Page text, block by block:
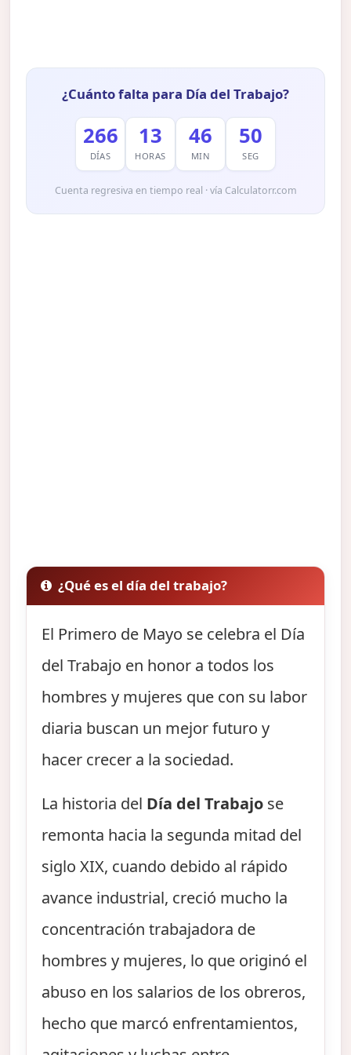
¿Cuánto falta para Día del Trabajo?
266
DÍAS
13
HORAS
46
MIN
49
SEG
Cuenta regresiva en tiempo real · vía Calculatorr.com
¿Qué es el día del trabajo?
El Primero de Mayo se celebra el Día
del Trabajo en honor a todos los
hombres y mujeres que con su labor
diaria buscan un mejor futuro y
hacer crecer a la sociedad.
La historia del Día del Trabajo se
remonta hacia la segunda mitad del
siglo XIX, cuando debido al rápido
avance industrial, creció mucho la
concentración trabajadora de
hombres y mujeres, lo que originó el
abuso en los salarios de los obreros,
hecho que marcó enfrentamientos,